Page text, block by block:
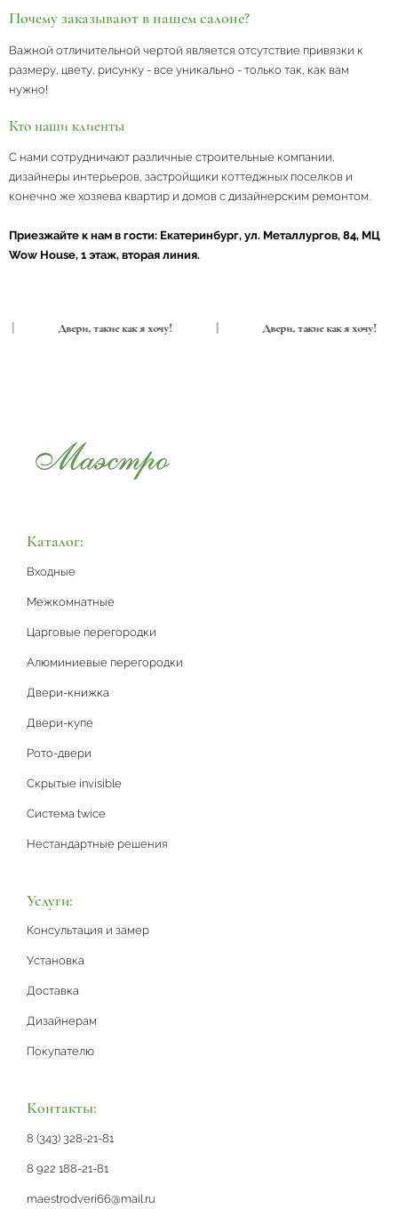
Почему заказывают в нашем салоне?
Важной отличительной чертой является отсутствие привязки к
размеру, цвету, рисунку - все уникально - только так, как вам
нужно!
Кто наши клиенты
С нами сотрудничают различные строительные компании,
дизайнеры интерьеров, застройщики коттеджных поселков и
конечно же хозяева квартир и домов с дизайнерским ремонтом.
Приезжайте к нам в гости: Екатеринбург, ул. Металлургов, 84, МЦ
Wow House, 1 этаж, вторая линия.
Двери, такие как я хочу! Двери, такие как я
Каталог:
Входные
Межкомнатные
Царговые перегородки
Алюминиевые перегородки
Двери-книжка
Двери-купе
Рото-двери
Скрытые invisible
Система twice
Нестандартные решения
Услуги:
Консультация и замер
Установка
Доставка
Дизайнерам
Покупателю
Контакты:
8 (343) 328-21-81
8 922 188-21-81
maestrodveri66@mail.ru